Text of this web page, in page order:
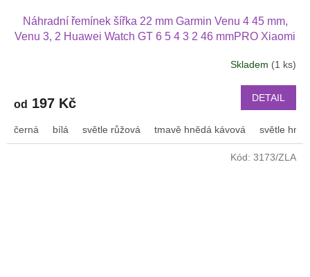
Náhradní řemínek šířka 22 mm Garmin Venu 4 45 mm,
Venu 3, 2 Huawei Watch GT 6 5 4 3 2 46 mmPRO Xiaomi
Skladem (1 ks)
od 197 Kč DETAIL
černá bílá světle růžová tmavě hnědá kávová světle
Kód: 3173/ZLA